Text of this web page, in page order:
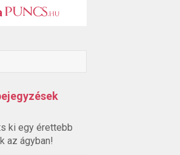
ki egy érettebb
az ágyban!